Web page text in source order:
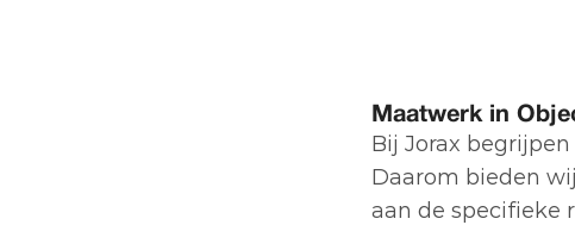
Maatwerk in
Bij Jorax
Daarom bieden
aan de specifieke